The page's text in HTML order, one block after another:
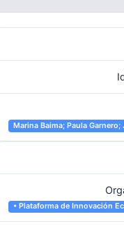
Marina Baima; Paula
• Plataforma de Innovación